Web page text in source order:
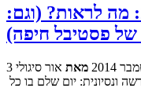
יום הקולנוע הישראלי 2014: מה לראות? (וגם:
פסטיבל חיפה)
2014 מאת אור סיגולי